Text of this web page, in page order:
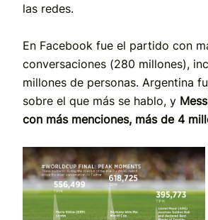
las redes.
En Facebook fue el partido con
conversaciones (280 millones),
millones de personas. Argentina
sobre el que más se hablo, y
con más menciones, más de 4